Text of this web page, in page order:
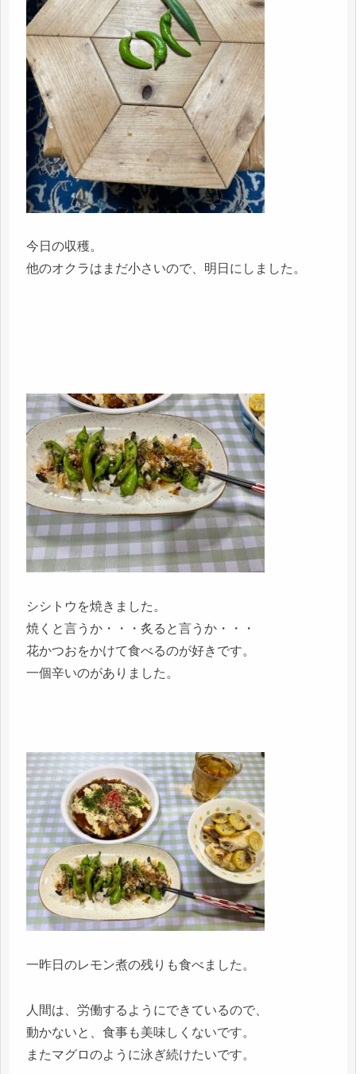
今日の収穫。
他のオクラはまだ小さいので、明日にしました。
シシトウを焼きました。
焼くと言うか・・・炙ると言うか・・・
花かつおをかけて食べるのが好きです。
一個辛いのがありました。
一昨日のレモン煮の残りも食べました。
人間は、労働するようにできているので、
動かないと、食事も美味しくないです。
またマグロのように泳ぎ続けたいです。